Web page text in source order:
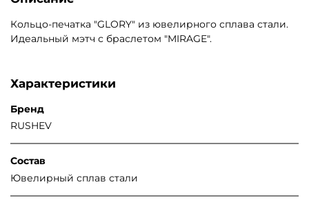
Кольцо-печатка "GLORY" из ювелирного сплава стали.
Идеальный мэтч с браслетом "MIRAGE".
Характеристики
Бренд
RUSHEV
Состав
Ювелирный сплав стали